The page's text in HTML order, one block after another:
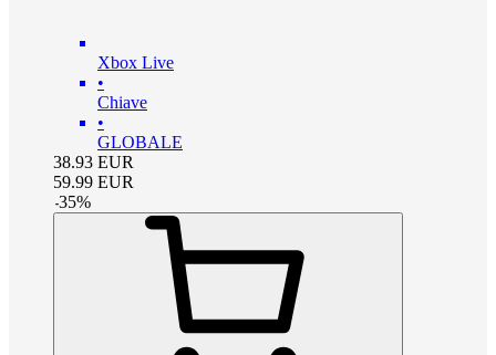
Xbox Live
•
Chiave
•
GLOBALE
38.93 EUR
59.99 EUR
-35%